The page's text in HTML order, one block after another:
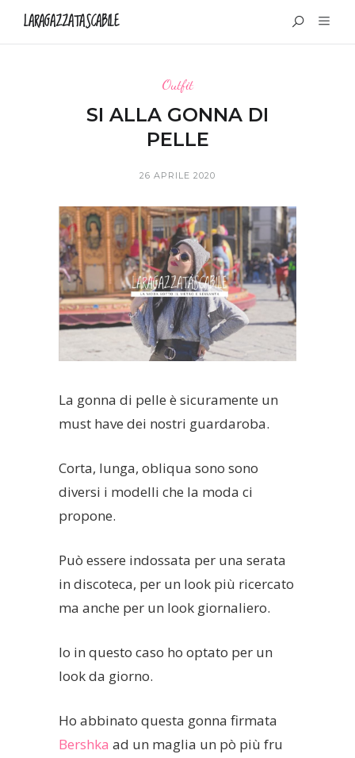
LARAGAZZATASCABILE
Outfit
SI ALLA GONNA DI
PELLE
26 APRILE 2020
La gonna di pelle è sicuramente un
must have dei nostri guardaroba.
Corta, lunga, obliqua sono sono
diversi i modelli che la moda ci
propone.
Può essere indossata per una serata
in discoteca, per un look più ricercato
ma anche per un look giornaliero.
Io in questo caso ho optato per un
look da giorno.
Ho abbinato questa gonna firmata
Bershka ad un maglia un pò più fru